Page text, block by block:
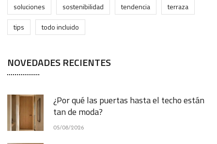
soluciones
sostenibilidad tendencia
terraza
tips
todo incluido
NOVEDADES RECIENTES
¿Por qué las puertas hasta el techo están
tan de moda?
05/08/2026